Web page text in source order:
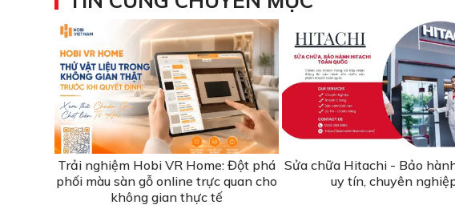
Trải nghiệm Hobi VR Home: Đột phá
phối màu sàn gỗ online trực quan cho
không gian thực tế
Sửa chữa Hitachi - Bảo
uy tín, chuyên